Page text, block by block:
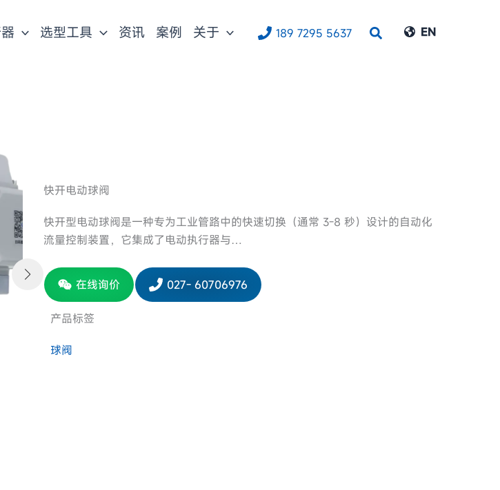
选型工具 资讯 案例 关于 189 7295 5637
搜
EN
快开电动球阀
快开型电动球阀是一种专为工业管路中的快速切换（通常 3-8 秒）设计的自动化
流量控制装置，它集成了电动执行器与…
在线询价 027- 60706976
产品标签
球阀